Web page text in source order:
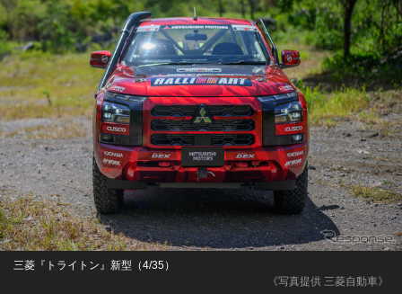
《写真提供 三菱自動車》
三菱『トライトン』新型（4/35）